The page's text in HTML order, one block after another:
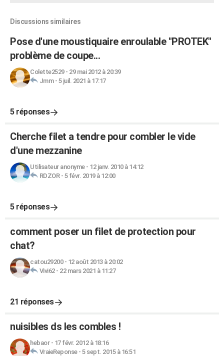
Discussions similaires
Pose d'une moustiquaire enroulable "PROTEK"
problème de coupe...
Colette2529- 29 mai 2012 à 20:39
Jmm- 5 juil. 2021 à 17:17
5 réponses
Cherche filet a tendre pour combler le vide
d'une mezzanine
Utilisateur anonyme- 12 janv. 2010 à 14:12
RDZOR- 5 févr. 2019 à 12:00
5 réponses
comment poser un filet de protection pour
chat?
catou29200- 12 août 2013 à 20:02
Vivi62- 22 mars 2021 à 11:27
21 réponses
nuisibles ds les combles !
hebaor- 17 févr. 2012 à 18:16
VraieReponse- 5 sept. 2015 à 16:51